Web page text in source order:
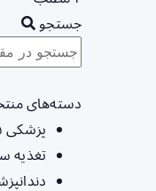
جستجو
دسته‌های
پزشکی
تغذیه